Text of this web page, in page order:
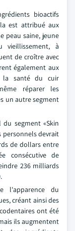
bioactifs
est attribué aux
peau saine, jeune
vieillissement, à
de croître avec
également aux
la santé du cuir
réparer les
un autre segment
segment «Skin
personnels devrait
de dollars entre
consécutive de
236 milliards
l'apparence du
créant ainsi des
ont été
ils augmentent